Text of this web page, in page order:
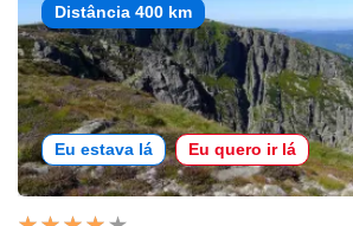
Distância 400 km
Eu estava lá Eu quero ir lá